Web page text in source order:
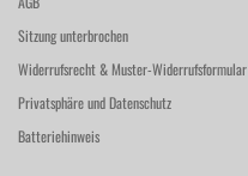
Sitzung unterbrochen
Widerrufsrecht & Muster-Widerrufsformular
Privatsphäre und Datenschutz
Batteriehinweis